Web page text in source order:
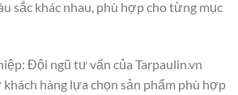
sắc khác nhau, phù hợp cho từng mục
Đội ngũ tư vấn của Tarpaulin.vn
hàng lựa chọn sản phẩm phù hợp